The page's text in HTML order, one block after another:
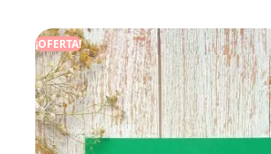
era:
0,50 €.
es:
0,10 €.
¡OFERTA!